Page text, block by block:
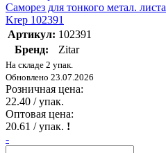
Саморез для тонкого метал.
Krep 102391
Артикул: 102391
Бренд:
Zitar
На складе 2 упак.
Обновлено 23.07.2026
Розничная цена:
22.40 / упак.
Оптовая цена:
20.61 / упак. !
-